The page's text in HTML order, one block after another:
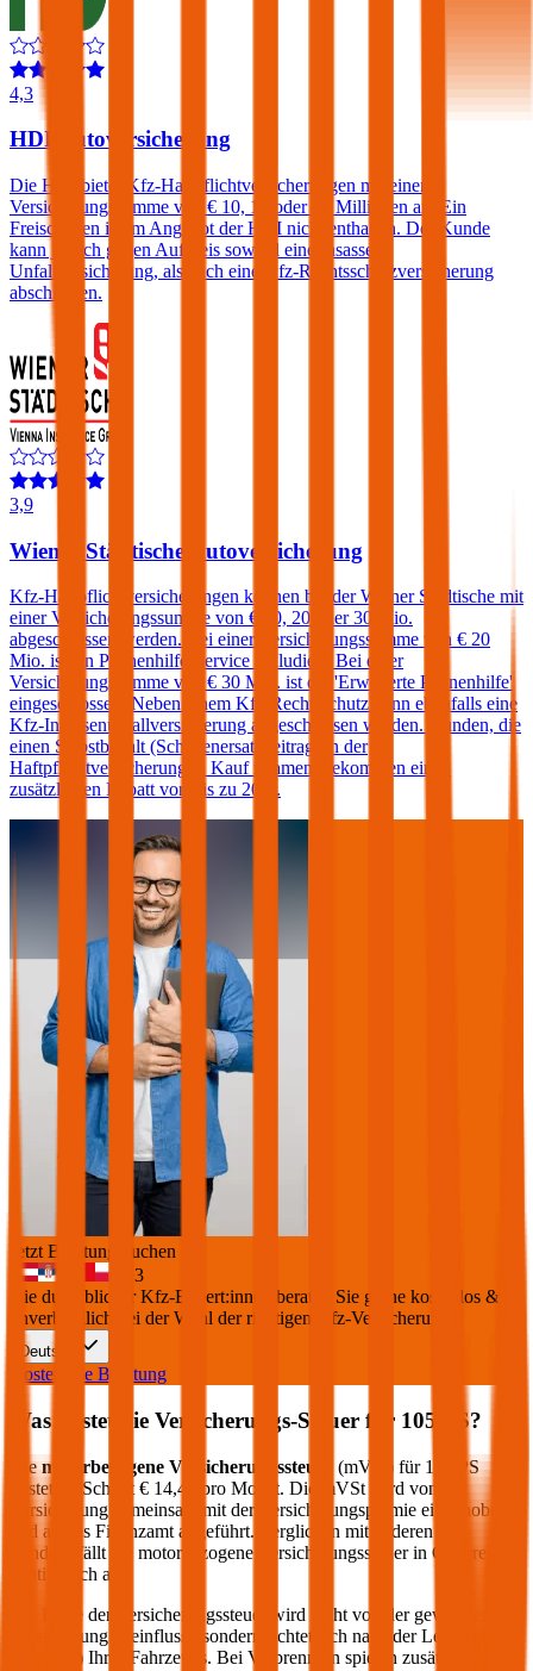
4,3
HDI Autoversicherung
Die HDI bietet Kfz-Haftpflichtversicherungen mit einer
Versicherungssumme von € 10, 15 oder 20 Millionen an. Ein
Freischaden ist im Angebot der HDI nicht enthalten. Der Kunde
kann jedoch gegen Aufpreis sowohl eine Insassen-
Unfallversicherung, als auch eine Kfz-Rechtsschutzversicherung
abschließen.
3,9
Wiener Städtische Autoversicherung
Kfz-Haftpflichtversicherungen können bei der Wiener Städtische mit
einer Versicherungssumme von € 10, 20 oder 30 Mio.
abgeschlossen werden. Bei einer Versicherungssumme von € 20
Mio. ist ein Pannenhilfe-Service inkludiert. Bei einer
Versicherungssumme von € 30 Mio. ist die 'Erweiterte Pannenhilfe'
eingeschlossen. Neben einem Kfz-Rechtsschutz kann ebenfalls eine
Kfz-Insassenunfallversicherung abgeschlossen werden. Kunden, die
einen Selbstbehalt (Schadenersatzbeitrag) in der
Haftpflichtversicherung in Kauf nehmen, bekommen einen
zusätzlichen Rabatt von bis zu 20%.
Jetzt Beratung buchen
+3
Die durchblicker Kfz-Expert:innen beraten Sie gerne kostenlos &
unverbindlich bei der Wahl der richtigen Kfz-Versicherung.
Deutsch
Kostenlose Beratung
Was kostet die Versicherungs-Steuer für 105 PS?
Diemotorbezogene Versicherungssteuer (mVSt) für 105
PS
kostet im Schnitt € 14,40
pro Monat. Die mVSt wird von der
Versicherung gemeinsam mit der Versicherungsprämie eingehoben
und an das Finanzamt abgeführt. Verglichen mit anderen EU-
Ländern fällt die motorbezogene Versicherungssteuer in Österreich
relativ hoch aus.
Die Höhe der Versicherungssteuer wird nicht von der gewählten
Versicherung beeinflusst, sondern richtet sich nach der Leistung (PS
bzw. kW) Ihres Fahrzeugs. Bei Verbrennern spielen zusätzlich die